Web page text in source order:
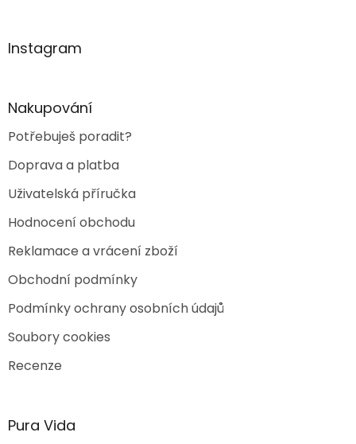
aInstagram
Nakupování
Potřebuješ poradit?
Doprava a platba
Uživatelská příručka
Hodnocení obchodu
Reklamace a vrácení zboží
Obchodní podmínky
Podmínky ochrany osobních údajů
Soubory cookies
Recenze
Pura Vida